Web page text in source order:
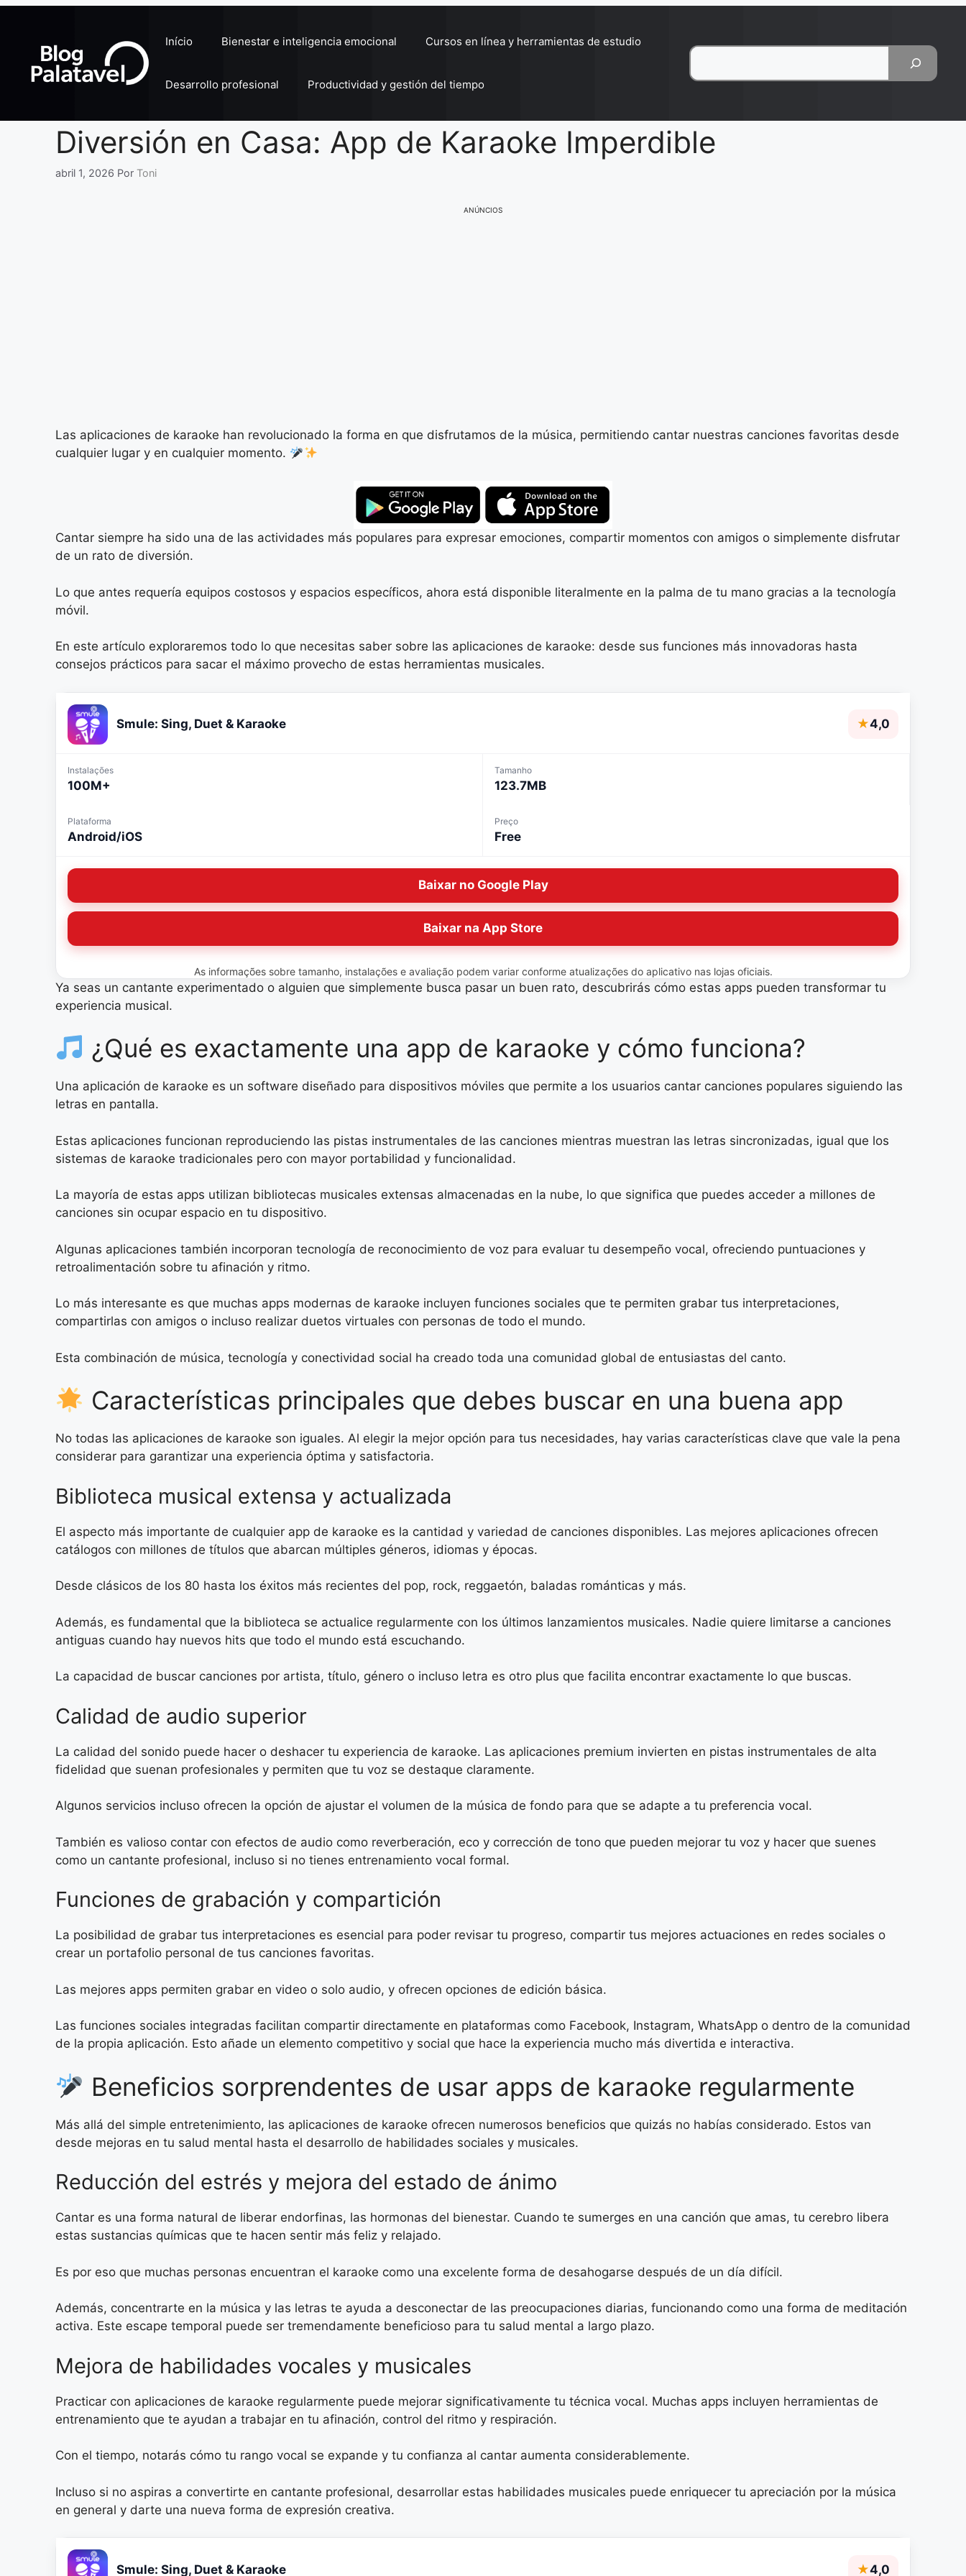
conteúdo
Início Bienestar e inteligencia emocional Cursos en línea y herramientas de estudio
Desarrollo profesional Productividad y gestión del tiempo
Diversión en Casa: App de Karaoke Imperdible
abril 1, 2026 Por Toni
ANÚNCIOS
Las aplicaciones de karaoke han revolucionado la forma en que disfrutamos de la música, permitiendo cantar nuestras canciones favoritas desde
cualquier lugar y en cualquier momento.
Cantar siempre ha sido una de las actividades más populares para expresar emociones, compartir momentos con amigos o simplemente disfrutar
de un rato de diversión.
Lo que antes requería equipos costosos y espacios específicos, ahora está disponible literalmente en la palma de tu mano gracias a la tecnología
móvil.
En este artículo exploraremos todo lo que necesitas saber sobre las aplicaciones de karaoke: desde sus funciones más innovadoras hasta
consejos prácticos para sacar el máximo provecho de estas herramientas musicales.
Smule: Sing, Duet & Karaoke ★4,0
Instalações
100M+
Tamanho
123.7MB
Plataforma
Android/iOS
Preço
Free
Baixar no Google Play
Baixar na App Store
As informações sobre tamanho, instalações e avaliação podem variar conforme atualizações do aplicativo nas lojas oficiais.
Ya seas un cantante experimentado o alguien que simplemente busca pasar un buen rato, descubrirás cómo estas apps pueden transformar tu
experiencia musical.
¿Qué es exactamente una app de karaoke y cómo funciona?
Una aplicación de karaoke es un software diseñado para dispositivos móviles que permite a los usuarios cantar canciones populares siguiendo las
letras en pantalla.
Estas aplicaciones funcionan reproduciendo las pistas instrumentales de las canciones mientras muestran las letras sincronizadas, igual que los
sistemas de karaoke tradicionales pero con mayor portabilidad y funcionalidad.
La mayoría de estas apps utilizan bibliotecas musicales extensas almacenadas en la nube, lo que significa que puedes acceder a millones de
canciones sin ocupar espacio en tu dispositivo.
Algunas aplicaciones también incorporan tecnología de reconocimiento de voz para evaluar tu desempeño vocal, ofreciendo puntuaciones y
retroalimentación sobre tu afinación y ritmo.
Lo más interesante es que muchas apps modernas de karaoke incluyen funciones sociales que te permiten grabar tus interpretaciones,
compartirlas con amigos o incluso realizar duetos virtuales con personas de todo el mundo.
Esta combinación de música, tecnología y conectividad social ha creado toda una comunidad global de entusiastas del canto.
Características principales que debes buscar en una buena app
No todas las aplicaciones de karaoke son iguales. Al elegir la mejor opción para tus necesidades, hay varias características clave que vale la pena
considerar para garantizar una experiencia óptima y satisfactoria.
Biblioteca musical extensa y actualizada
El aspecto más importante de cualquier app de karaoke es la cantidad y variedad de canciones disponibles. Las mejores aplicaciones ofrecen
catálogos con millones de títulos que abarcan múltiples géneros, idiomas y épocas.
Desde clásicos de los 80 hasta los éxitos más recientes del pop, rock, reggaetón, baladas románticas y más.
Además, es fundamental que la biblioteca se actualice regularmente con los últimos lanzamientos musicales. Nadie quiere limitarse a canciones
antiguas cuando hay nuevos hits que todo el mundo está escuchando.
La capacidad de buscar canciones por artista, título, género o incluso letra es otro plus que facilita encontrar exactamente lo que buscas.
Calidad de audio superior
La calidad del sonido puede hacer o deshacer tu experiencia de karaoke. Las aplicaciones premium invierten en pistas instrumentales de alta
fidelidad que suenan profesionales y permiten que tu voz se destaque claramente.
Algunos servicios incluso ofrecen la opción de ajustar el volumen de la música de fondo para que se adapte a tu preferencia vocal.
También es valioso contar con efectos de audio como reverberación, eco y corrección de tono que pueden mejorar tu voz y hacer que suenes
como un cantante profesional, incluso si no tienes entrenamiento vocal formal.
Funciones de grabación y compartición
La posibilidad de grabar tus interpretaciones es esencial para poder revisar tu progreso, compartir tus mejores actuaciones en redes sociales o
crear un portafolio personal de tus canciones favoritas.
Las mejores apps permiten grabar en video o solo audio, y ofrecen opciones de edición básica.
Las funciones sociales integradas facilitan compartir directamente en plataformas como Facebook, Instagram, WhatsApp o dentro de la comunidad
de la propia aplicación. Esto añade un elemento competitivo y social que hace la experiencia mucho más divertida e interactiva.
Beneficios sorprendentes de usar apps de karaoke regularmente
Más allá del simple entretenimiento, las aplicaciones de karaoke ofrecen numerosos beneficios que quizás no habías considerado. Estos van
desde mejoras en tu salud mental hasta el desarrollo de habilidades sociales y musicales.
Reducción del estrés y mejora del estado de ánimo
Cantar es una forma natural de liberar endorfinas, las hormonas del bienestar. Cuando te sumerges en una canción que amas, tu cerebro libera
estas sustancias químicas que te hacen sentir más feliz y relajado.
Es por eso que muchas personas encuentran el karaoke como una excelente forma de desahogarse después de un día difícil.
Además, concentrarte en la música y las letras te ayuda a desconectar de las preocupaciones diarias, funcionando como una forma de meditación
activa. Este escape temporal puede ser tremendamente beneficioso para tu salud mental a largo plazo.
Mejora de habilidades vocales y musicales
Practicar con aplicaciones de karaoke regularmente puede mejorar significativamente tu técnica vocal. Muchas apps incluyen herramientas de
entrenamiento que te ayudan a trabajar en tu afinación, control del ritmo y respiración.
Con el tiempo, notarás cómo tu rango vocal se expande y tu confianza al cantar aumenta considerablemente.
Incluso si no aspiras a convertirte en cantante profesional, desarrollar estas habilidades musicales puede enriquecer tu apreciación por la música
en general y darte una nueva forma de expresión creativa.
Smule: Sing, Duet & Karaoke ★4,0